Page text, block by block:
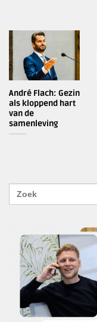
André Flach: Gezin
als kloppend hart
van de
samenleving
Zoek
naar: